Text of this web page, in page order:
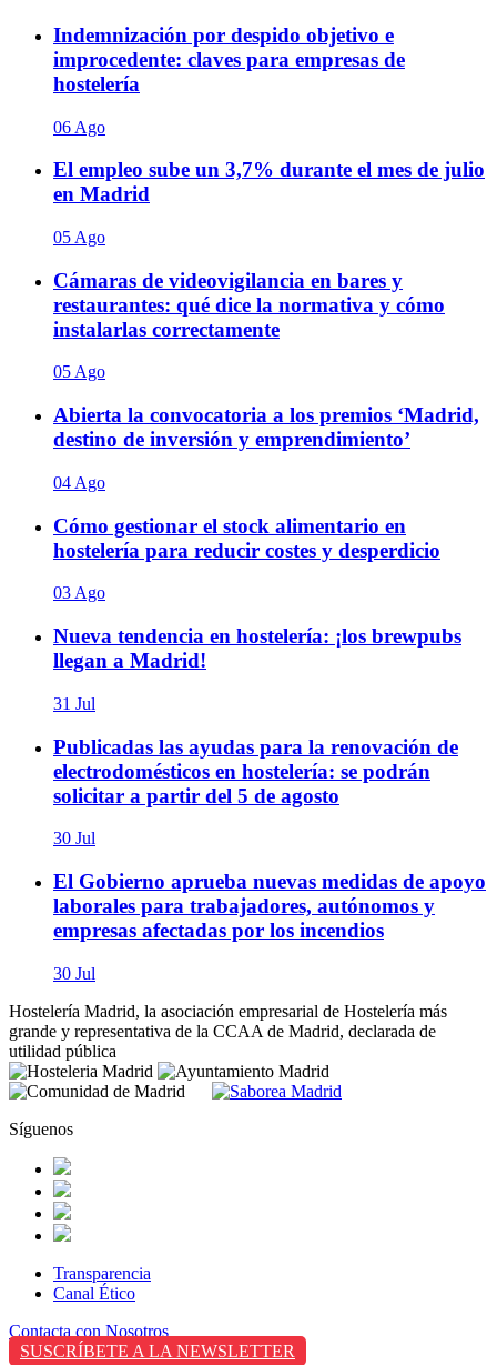
Indemnización por despido objetivo e
improcedente: claves para empresas de
hostelería
06 Ago
El empleo sube un 3,7% durante el mes de julio
en Madrid
05 Ago
Cámaras de videovigilancia en bares y
restaurantes: qué dice la normativa y cómo
instalarlas correctamente
05 Ago
Abierta la convocatoria a los premios ‘Madrid,
destino de inversión y emprendimiento’
04 Ago
Cómo gestionar el stock alimentario en
hostelería para reducir costes y desperdicio
03 Ago
Nueva tendencia en hostelería: ¡los brewpubs
llegan a Madrid!
31 Jul
Publicadas las ayudas para la renovación de
electrodomésticos en hostelería: se podrán
solicitar a partir del 5 de agosto
30 Jul
El Gobierno aprueba nuevas medidas de apoyo
laborales para trabajadores, autónomos y
empresas afectadas por los incendios
30 Jul
Hostelería Madrid, la asociación empresarial de Hostelería más
grande y representativa de la CCAA de Madrid, declarada de
utilidad pública
Síguenos
Transparencia
Canal Ético
Contacta con Nosotros
SUSCRÍBETE A LA NEWSLETTER